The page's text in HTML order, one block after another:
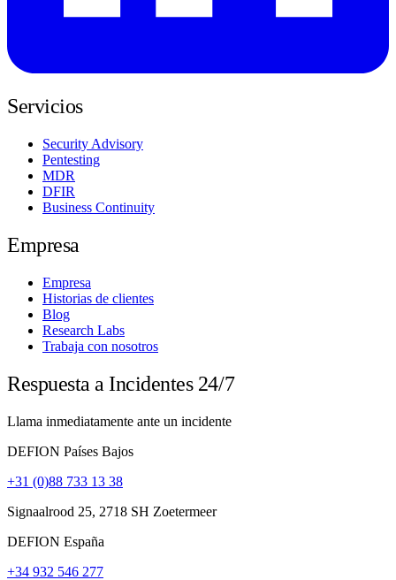
Servicios
Security Advisory
Pentesting
MDR
DFIR
Business Continuity
Empresa
Empresa
Historias de clientes
Blog
Research Labs
Trabaja con nosotros
Respuesta a Incidentes 24/7
Llama inmediatamente ante un incidente
DEFION Países Bajos
+31 (0)88 733 13 38
Signaalrood 25, 2718 SH Zoetermeer
DEFION España
+34 932 546 277